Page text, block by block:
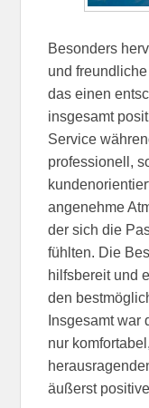
Besonders
und
das einen
insgesamt
Service
professionell,
angenehme
der sich die
fühlten. Die
hilfsbereit und
den
Insgesamt
nur
äußerst